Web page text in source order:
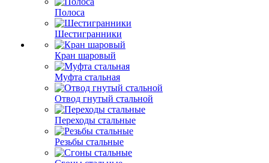
Полоса
Шестигранники
Кран шаровый
Муфта стальная
Отвод гнутый стальной
Переходы стальные
Резьбы стальные